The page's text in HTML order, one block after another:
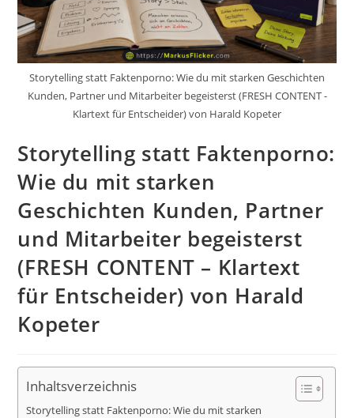
Storytelling statt Faktenporno: Wie du mit starken Geschichten
Kunden, Partner und Mitarbeiter begeisterst (FRESH CONTENT -
Klartext für Entscheider) von Harald Kopeter
Storytelling statt Faktenporno:
Wie du mit starken
Geschichten Kunden, Partner
und Mitarbeiter begeisterst
(FRESH CONTENT – Klartext
für Entscheider) von Harald
Kopeter
Inhaltsverzeichnis
Storytelling statt Faktenporno: Wie du mit starken